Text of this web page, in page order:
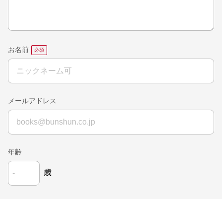
お名前
メールアドレス
年齢
歳